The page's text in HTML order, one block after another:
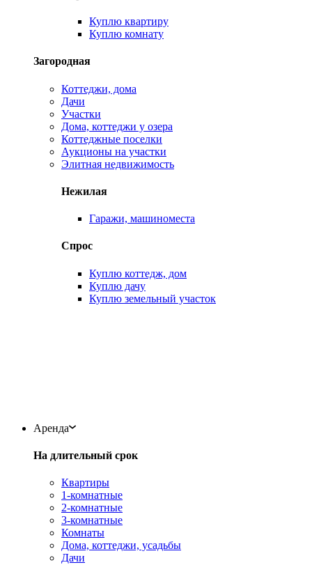
Куплю квартиру
Куплю комнату
Загородная
Коттеджи, дома
Дачи
Участки
Дома, коттеджи у озера
Коттеджные поселки
Аукционы на участки
Элитная недвижимость
Нежилая
Гаражи, машиноместа
Спрос
Куплю коттедж, дом
Куплю дачу
Куплю земельный участок
Аренда
На длительный срок
Квартиры
1-комнатные
2-комнатные
3-комнатные
Комнаты
Дома, коттеджи, усадьбы
Дачи